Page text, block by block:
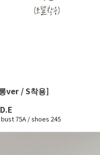
ver / S착용]
75A / shoes 245